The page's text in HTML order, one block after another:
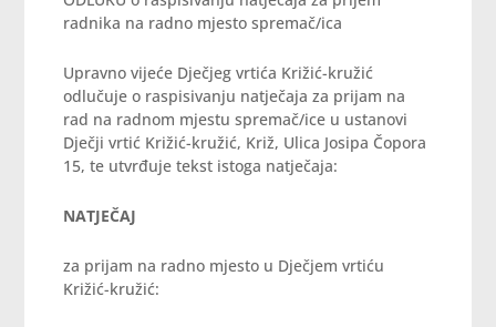
radnika na radno mjesto spremač/ica
Upravno vijeće Dječjeg vrtića Križić-kružić
odlučuje o raspisivanju natječaja za prijam na
rad na radnom mjestu spremač/ice u ustanovi
Dječji vrtić Križić-kružić, Križ, Ulica Josipa Čopora
15, te utvrđuje tekst istoga natječaja:
NATJEČAJ
za prijam na radno mjesto u Dječjem vrtiću
Križić-kružić: